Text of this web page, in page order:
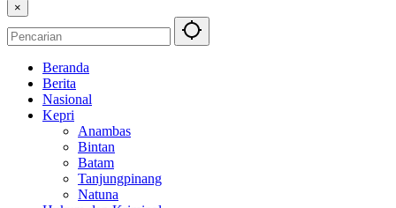
×
Beranda
Berita
Nasional
Kepri
Anambas
Bintan
Batam
Tanjungpinang
Natuna